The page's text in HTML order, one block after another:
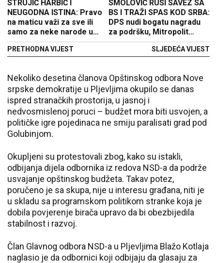
STRUJIĆ HARBIĆ I
NEUGODNA ISTINA: Pravo
na maticu važi za sve ili
samo za neke narode u
Crnoj Gori
PRETHODNA VIJEST
SMOLOVIĆ RUŠI SAVEZ SA
BS I TRAŽI SPAS KOD SRBA:
DPS nudi bogatu nagradu
za podršku, Mitropolit
Metodije mu poslao
odgovor nakon što je
SLJEDEĆA VIJEST
Nekoliko desetina članova Opštinskog odbora Nove
srpske demokratije u Pljevljima okupilo se danas
ispred stranačkih prostorija, u jasnoj i
nedvosmislenoj poruci – budžet mora biti usvojen, a
političke igre pojedinaca ne smiju paralisati grad pod
Golubinjom.
Okupljeni su protestovali zbog, kako su istakli,
odbijanja dijela odbornika iz redova NSD-a da podrže
usvajanje opštinskog budžeta. Takav potez,
poručeno je sa skupa, nije u interesu građana, niti je
u skladu sa programskom politikom stranke koja je
dobila povjerenje birača upravo da bi obezbijedila
stabilnost i razvoj.
Član Glavnog odbora NSD-a u Pljevljima Blažo Kotlaja
naglasio je da odbornici koji odbijaju da glasaju za